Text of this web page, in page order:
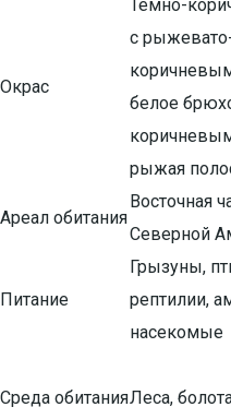
Окрас
Темно-
с
белое
рыжая
Ареал обитания
Восточная
Северной
Питание
Грызуны,
рептилии,
насекомые
Среда обитанияЛеса,